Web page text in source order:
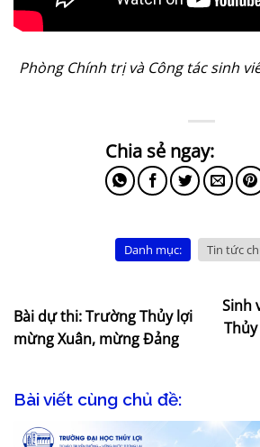
Phòng Chính trị và Công tác sinh
Danh mục: Tin tức
Bài dự thi: Trường Thủy lợi
mừng Xuân, mừng Đảng
Sinh
Bài viết cùng chủ đề: